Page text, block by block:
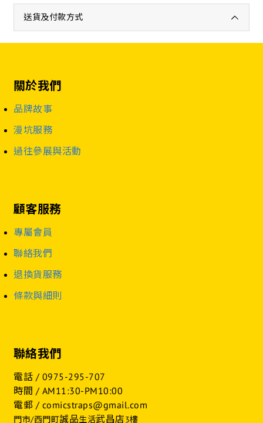
送貨及付款方式
關於我們
品牌故事
漫坑服務
過往參展與活動
顧客服務
專屬會員
聯絡我們
退換貨服務
條款與細則
聯絡我們
電話 / 0975-295-707
時間 / AM11:30-PM10:00
電郵 / comicstraps@gmail.com
門市/西門町誠品生活武昌店3樓